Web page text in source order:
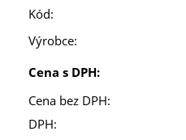
Kód:
Výrobce:
Cena s DPH:
Cena bez DPH:
DPH: